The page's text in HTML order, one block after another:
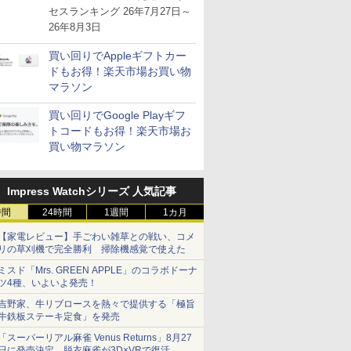
が注目を集める
セスランキング 26年7月27日～
26年8月3日
買い回りでAppleギフトカー
ドもお得！楽天市場お買い物
マラソン
買い回りでGoogle Playギフ
トコードもお得！楽天市場お
買い物マラソン
Impress Watchシリーズ 人気記事
24時間 1週間 1カ月
家電レビュー】手ごわい雑草との戦い、コメ
の草刈機で完全勝利 掃除機感覚で使えた
スド「Mrs. GREEN APPLE」のコラボドーナ
4種、いよいよ発売！
野家、牛リブロースを熱々で提供する「極旨
鉄板ステーキ定食」を発売
スーパーリアル麻雀 Venus Returns」8月27